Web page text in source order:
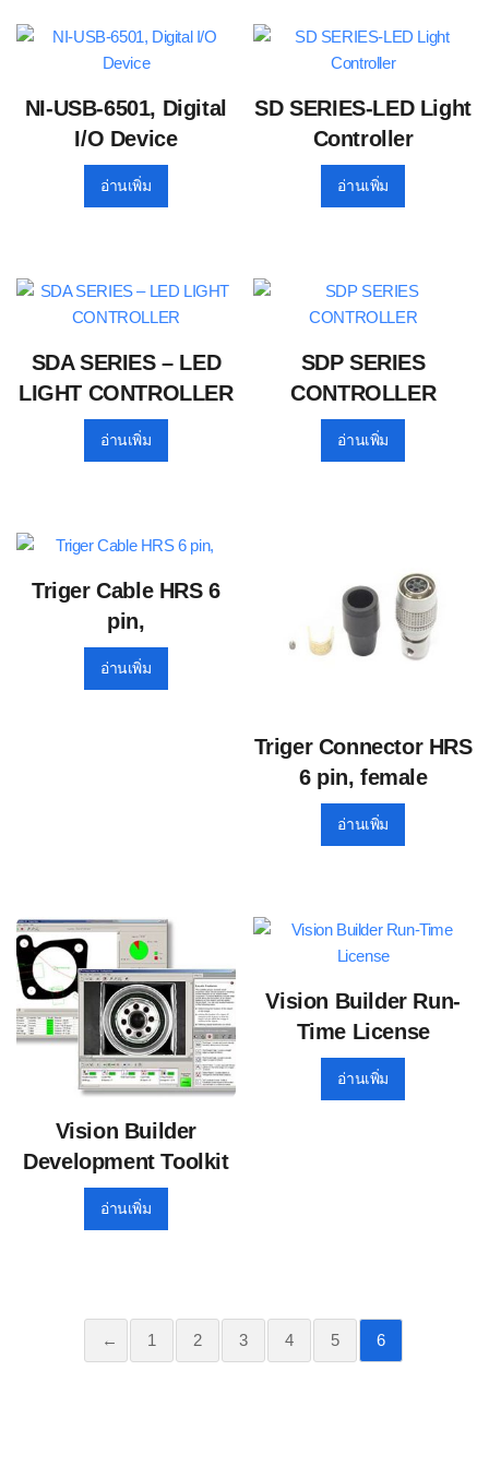
NI-USB-6501, Digital
I/O Device
อ่านเพิ่ม
SD SERIES-LED Light
Controller
อ่านเพิ่ม
SDA SERIES – LED
LIGHT CONTROLLER
อ่านเพิ่ม
SDP SERIES
CONTROLLER
อ่านเพิ่ม
Triger Cable HRS 6
pin,
อ่านเพิ่ม
Triger Connector HRS
6 pin, female
อ่านเพิ่ม
Vision Builder
Development Toolkit
อ่านเพิ่ม
Vision Builder Run-
Time License
อ่านเพิ่ม
← 1 2 3 4 5 6